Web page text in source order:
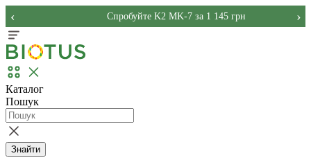
Спробуйте K2 MK-7 за 1 145 грн
‹ ›
Каталог
Пошук
Знайти